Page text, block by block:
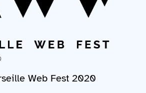
Web Fest 2020